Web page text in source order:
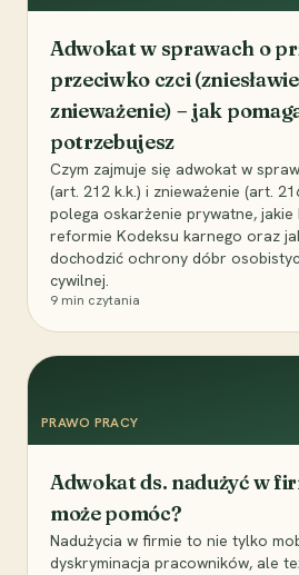
Adwokat w sprawach o
przeciwko czci
znieważenie) – jak
potrzebujesz
Czym zajmuje się adwokat w
(art. 212 k.k.) i znieważenie (art.
polega oskarżenie prywatne,
reformie Kodeksu karnego oraz
dochodzić ochrony dóbr
cywilnej.
9 min czytania
PRAWO PRACY
Adwokat ds. nadużyć w
może pomóc?
Nadużycia w firmie to nie tylko
dyskryminacja pracowników, ale